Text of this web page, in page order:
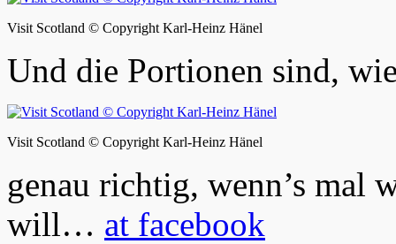
Visit Scotland © Copyright Karl-Heinz Hänel
Und die Portionen sind,
Visit Scotland © Copyright Karl-Heinz Hänel
genau richtig, wenn’s mal
will… at facebook